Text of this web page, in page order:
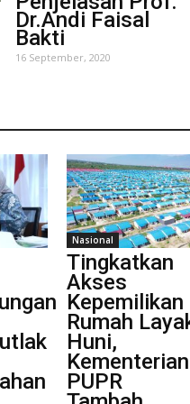
Dr.Andi Faisal
Bakti
16 September, 2020
Nasional
Tingkatkan
Akses
Kepemilikan
Rumah
Huni,
Kementerian
PUPR